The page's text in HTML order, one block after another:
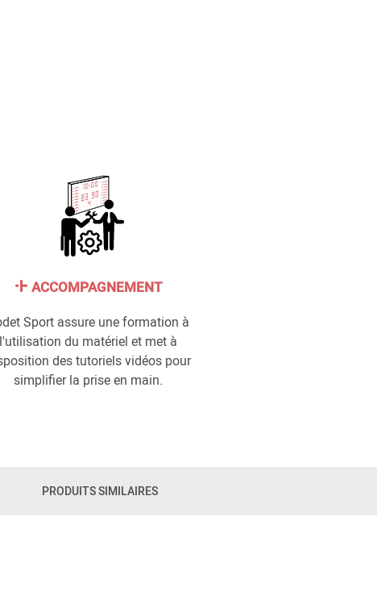
ACCOMPAGNEMENT
Sport assure une formation à
l'utilisation du matériel et met à
des tutoriels vidéos pour
simplifier la prise en main.
PRODUITS SIMILAIRES